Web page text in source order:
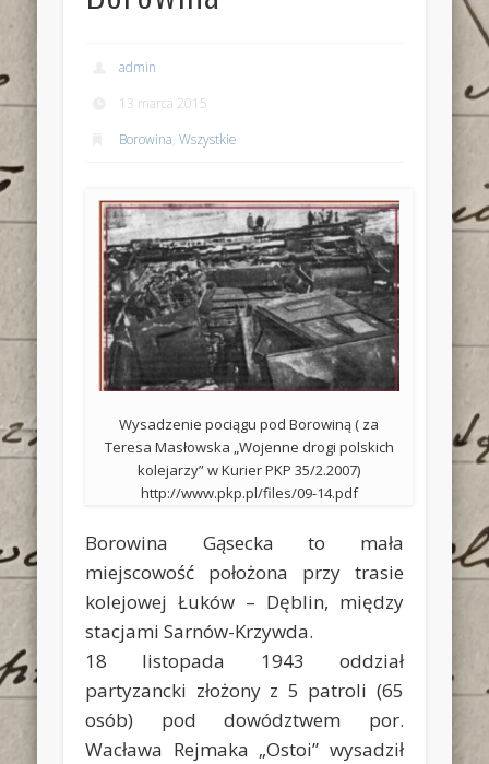
admin
13 marca 2015
Borowina,Wszystkie
Wysadzenie pociągu pod Borowiną ( za
Teresa Masłowska „Wojenne drogi polskich
kolejarzy” w Kurier PKP 35/2.2007)
http://www.pkp.pl/files/09-14.pdf
Borowina Gąsecka to mała
miejscowość położona przy trasie
kolejowej Łuków – Dęblin, między
stacjami Sarnów-Krzywda.
18 listopada 1943 oddział
partyzancki złożony z 5 patroli (65
osób) pod dowództwem por.
Wacława Rejmaka „Ostoi” wysadził